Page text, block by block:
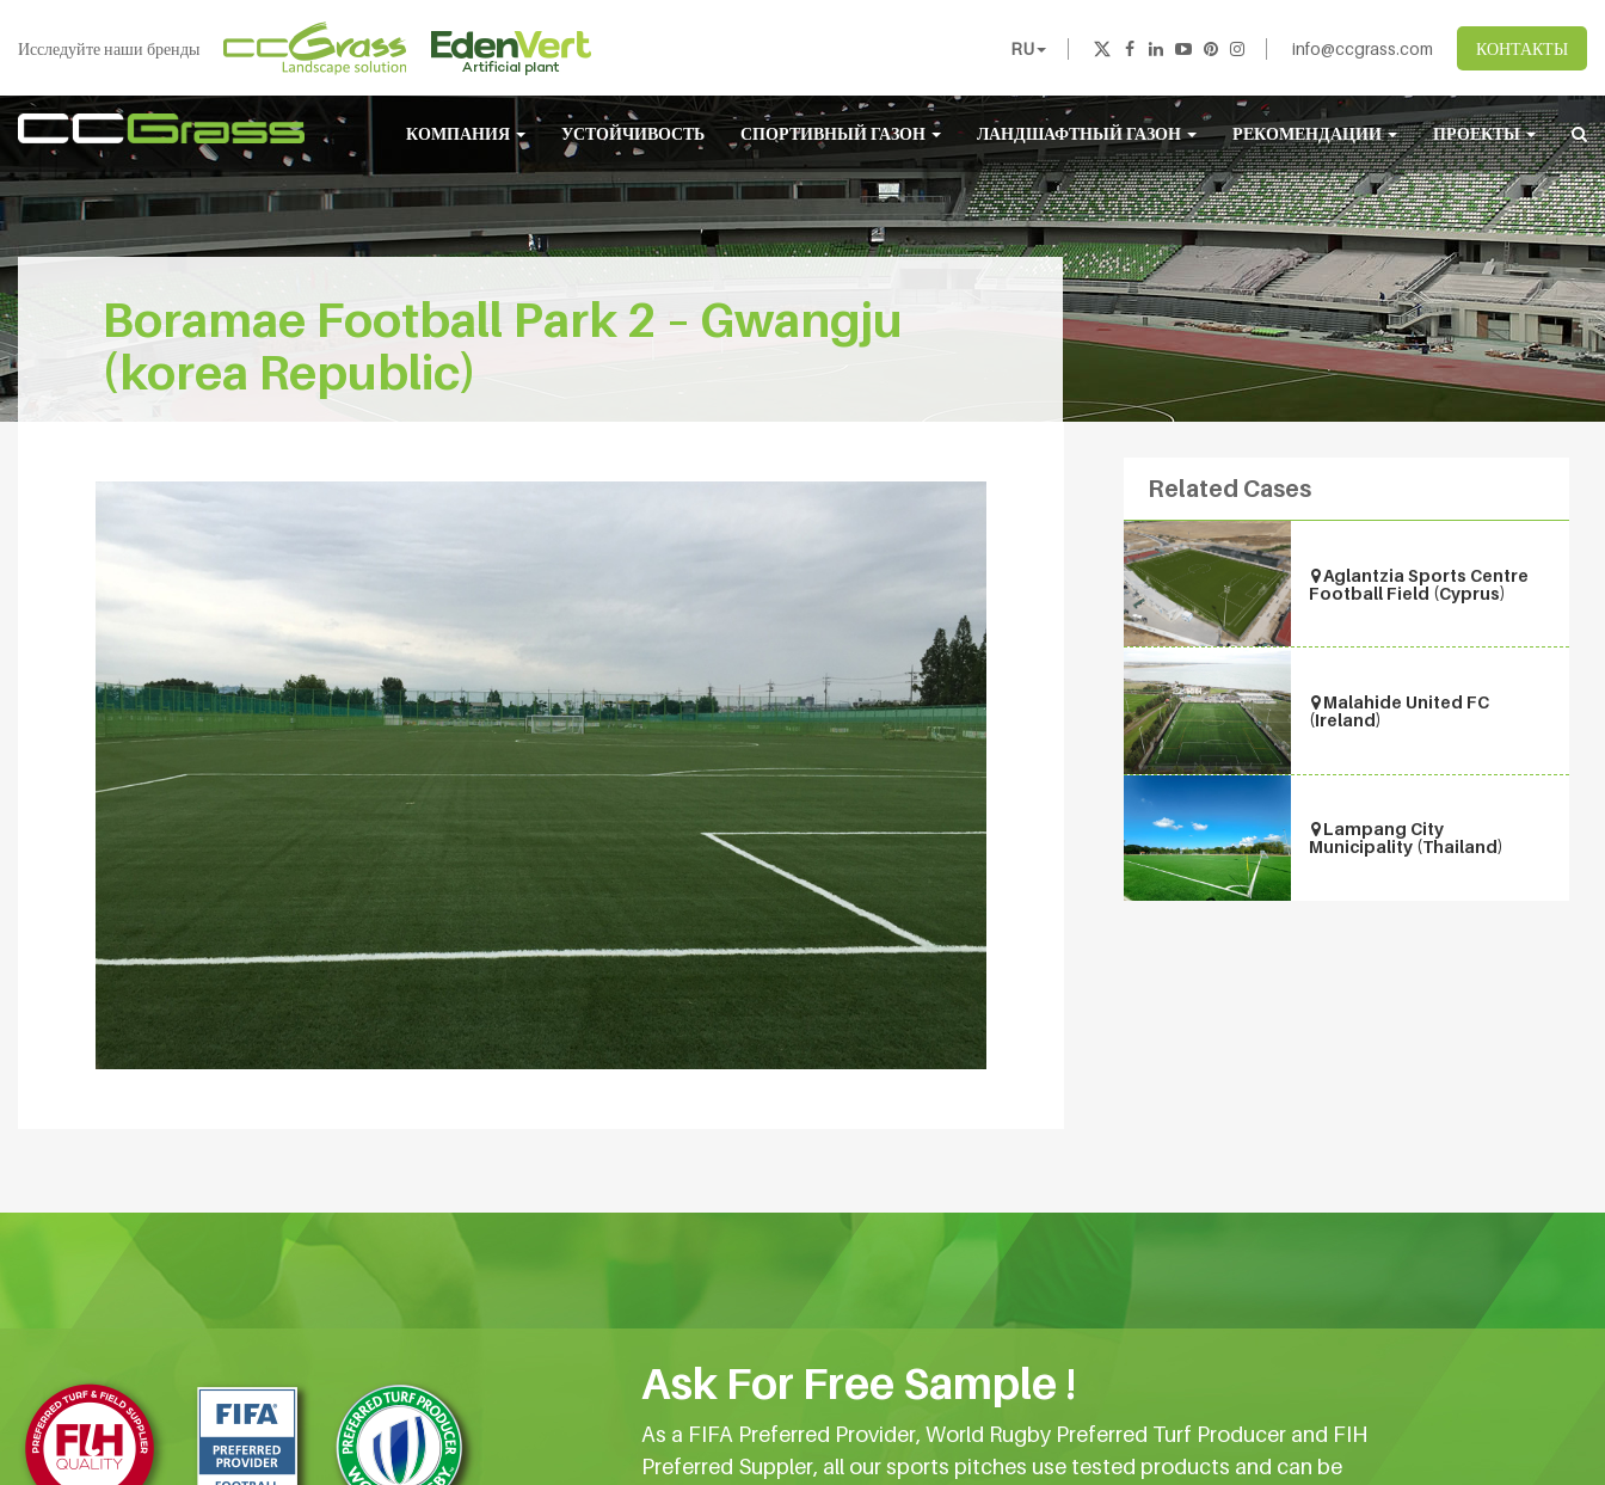
Исследуйте наши бренды RU info@ccgrass.com КОНТАКТЫ
КОМПАНИЯ УСТОЙЧИВОСТЬ СПОРТИВНЫЙ ГАЗОН ЛАНДШАФТНЫЙ ГАЗОН РЕКОМЕНДАЦИИ ПРОЕКТЫ
Boramae Football Park 2 – Gwangju
(korea Republic)
Related Cases
Aglantzia Sports Centre
Football Field (Cyprus)
Malahide United FC
(Ireland)
Lampang City
Municipality (Thailand)
Ask For Free Sample !
As a FIFA Preferred Provider, World Rugby Preferred Turf Producer and FIH
Preferred Suppler, all our sports pitches use tested products and can be